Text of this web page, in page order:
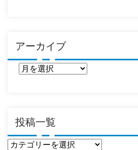
アーカイブ
投稿一覧
投